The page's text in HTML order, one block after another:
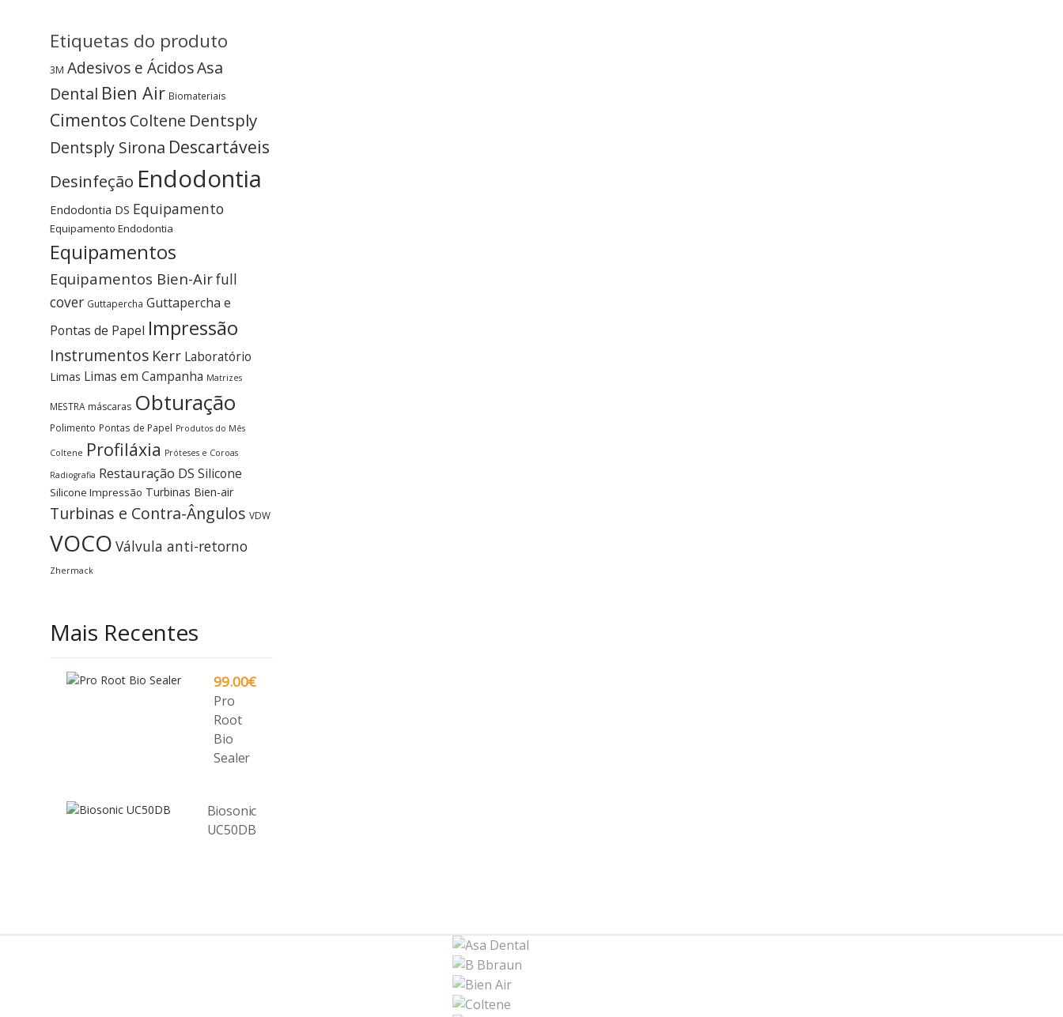
Etiquetas do produto
3M Adesivos e ÁcidosAsa
Dental Bien Air Biomateriais
Cimentos Coltene Dentsply
Dentsply Sirona Descartáveis
Desinfeção Endodontia
Endodontia DS Equipamento
Equipamento Endodontia
Equipamentos
Equipamentos Bien-Airfull
cover Guttapercha Guttapercha e
Pontas de Papel Impressão
Instrumentos Kerr Laboratório
Limas Limas em Campanha Matrizes
MESTRA máscaras Obturação
Polimento Pontas de Papel Produtos do Mês
Coltene Profiláxia Próteses e Coroas
Radiografia Restauração DS Silicone
Silicone Impressão Turbinas Bien-air
Turbinas e Contra-Ângulos VDW
VOCO Válvula anti-retorno
Zhermack
Mais Recentes
99.00€
Pro
Root
Bio
Sealer
Biosonic
UC50DB